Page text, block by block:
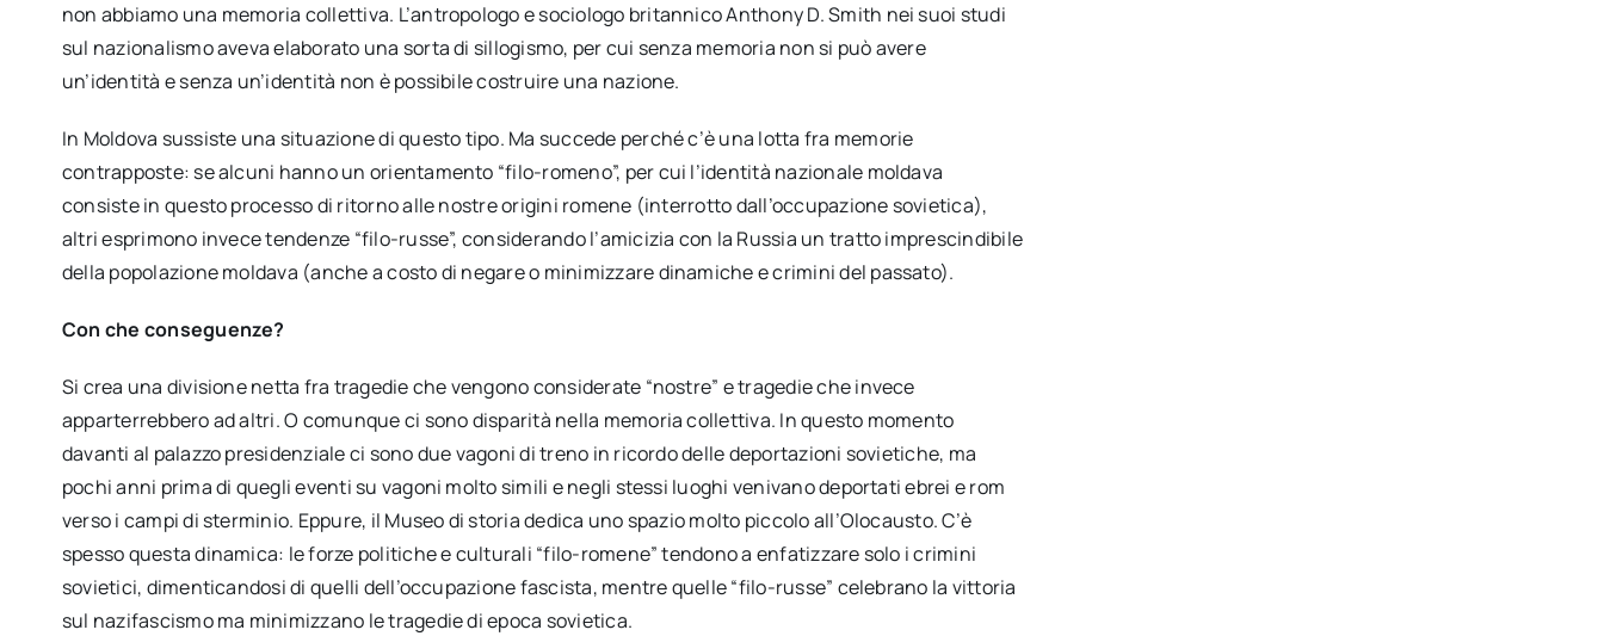
non abbiamo una memoria collettiva. L’antropologo e sociologo britannico Anthony D. Smith nei suoi studi
sul nazionalismo aveva elaborato una sorta di sillogismo, per cui senza memoria non si può avere
un’identità e senza un’identità non è possibile costruire una nazione.
In Moldova sussiste una situazione di questo tipo. Ma succede perché c’è una lotta fra memorie
contrapposte: se alcuni hanno un orientamento “filo-romeno”, per cui l’identità nazionale moldava
consiste in questo processo di ritorno alle nostre origini romene (interrotto dall’occupazione sovietica),
altri esprimono invece tendenze “filo-russe”, considerando l’amicizia con la Russia un tratto imprescindibile
della popolazione moldava (anche a costo di negare o minimizzare dinamiche e crimini del passato).
Con che conseguenze?
Si crea una divisione netta fra tragedie che vengono considerate “nostre” e tragedie che invece
apparterrebbero ad altri. O comunque ci sono disparità nella memoria collettiva. In questo momento
davanti al palazzo presidenziale ci sono due vagoni di treno in ricordo delle deportazioni sovietiche, ma
pochi anni prima di quegli eventi su vagoni molto simili e negli stessi luoghi venivano deportati ebrei e rom
verso i campi di sterminio. Eppure, il Museo di storia dedica uno spazio molto piccolo all’Olocausto. C’è
spesso questa dinamica: le forze politiche e culturali “filo-romene” tendono a enfatizzare solo i crimini
sovietici, dimenticandosi di quelli dell’occupazione fascista, mentre quelle “filo-russe” celebrano la vittoria
sul nazifascismo ma minimizzano le tragedie di epoca sovietica.